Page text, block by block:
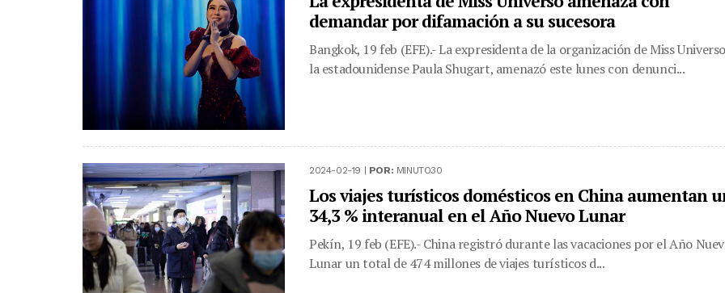
demandar por difamación a su sucesora
Bangkok, 19 feb (EFE).- La expresidenta de la organización de Miss
la estadounidense Paula Shugart, amenazó este lunes con denunci...
2024-02-19 | POR: MINUTO30
Los viajes turísticos domésticos en China aumentan
34,3 % interanual en el Año Nuevo Lunar
Pekín, 19 feb (EFE).- China registró durante las vacaciones por el Año
Lunar un total de 474 millones de viajes turísticos d...